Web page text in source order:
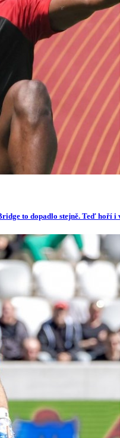
to dopadlo stejně. Teď hoří i